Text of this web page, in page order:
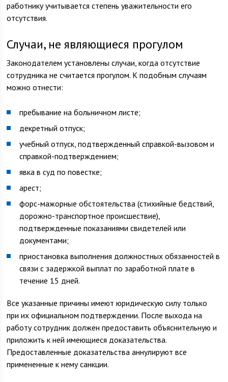
работнику учитывается степень уважительности его
отсутствия.
Случаи, не являющиеся прогулом
Законодателем установлены случаи, когда отсутствие
сотрудника не считается прогулом. К подобным случаям
можно отнести:
пребывание на больничном листе;
декретный отпуск;
учебный отпуск, подтвержденный справкой-вызовом и
справкой-подтверждением;
явка в суд по повестке;
арест;
форс-мажорные обстоятельства (стихийные бедствий,
дорожно-транспортное происшествие),
подтвержденные показаниями свидетелей или
документами;
приостановка выполнения должностных обязанностей в
связи с задержкой выплат по заработной плате в
течение 15 дней.
Все указанные причины имеют юридическую силу только
при их официальном подтверждении. После выхода на
работу сотрудник должен предоставить объяснительную и
приложить к ней имеющиеся доказательства.
Предоставленные доказательства аннулируют все
примененные к нему санкции.